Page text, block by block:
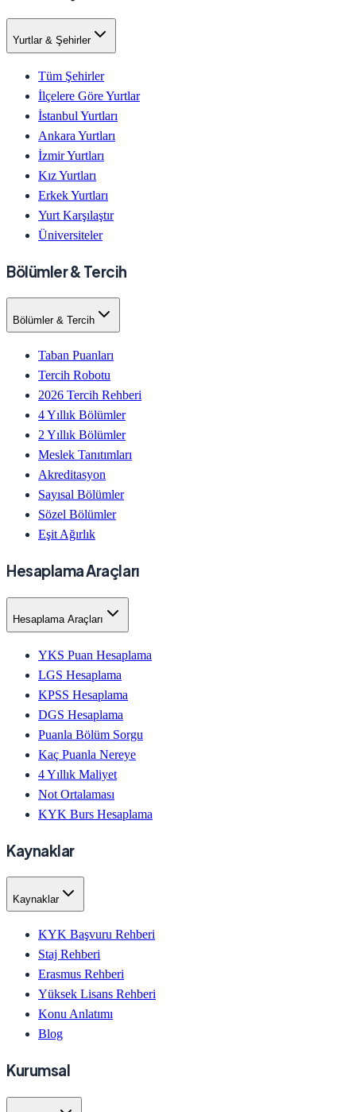
Yurtlar & Şehirler
Tüm Şehirler
İlçelere Göre Yurtlar
İstanbul Yurtları
Ankara Yurtları
İzmir Yurtları
Kız Yurtları
Erkek Yurtları
Yurt Karşılaştır
Üniversiteler
Bölümler & Tercih
Bölümler & Tercih
Taban Puanları
Tercih Robotu
2026 Tercih Rehberi
4 Yıllık Bölümler
2 Yıllık Bölümler
Meslek Tanıtımları
Akreditasyon
Sayısal Bölümler
Sözel Bölümler
Eşit Ağırlık
Hesaplama Araçları
Hesaplama Araçları
YKS Puan Hesaplama
LGS Hesaplama
KPSS Hesaplama
DGS Hesaplama
Puanla Bölüm Sorgu
Kaç Puanla Nereye
4 Yıllık Maliyet
Not Ortalaması
KYK Burs Hesaplama
Kaynaklar
Kaynaklar
KYK Başvuru Rehberi
Staj Rehberi
Erasmus Rehberi
Yüksek Lisans Rehberi
Konu Anlatımı
Blog
Kurumsal